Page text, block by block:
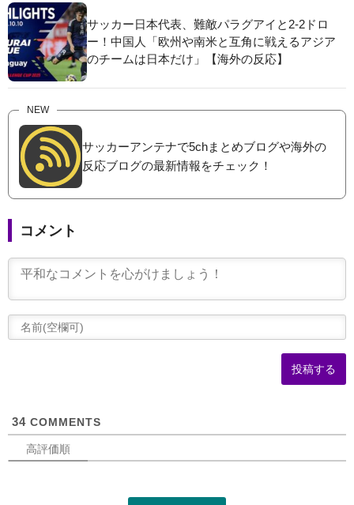
サッカー日本代表、難敵パラグアイと2-2ドロ
ー！中国人「欧州や南米と互角に戦えるアジア
のチームは日本だけ」【海外の反応】
NEW
サッカーアンテナで5chまとめブログや海外の
反応ブログの最新情報をチェック！
コメント
34 COMMENTS
高評価順